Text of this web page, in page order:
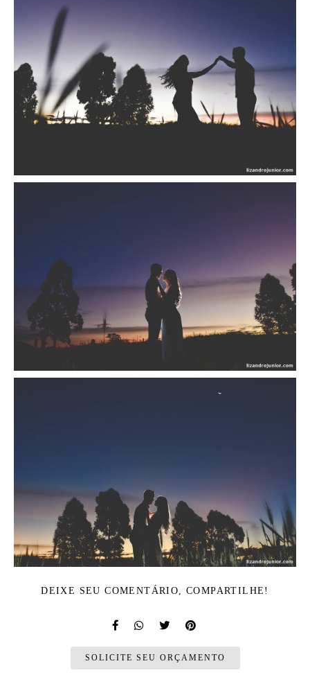
DEIXE SEU COMENTÁRIO, COMPARTILHE!
SOLICITE SEU ORÇAMENTO